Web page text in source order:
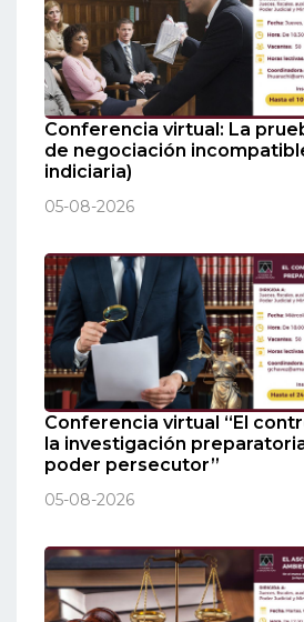
Conferencia virtual: La
de negociación
indiciaria)
05-08-2026
Conferencia virtual “El
la investigación
poder persecutor”
05-08-2026